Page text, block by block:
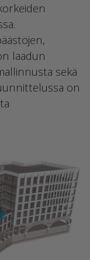
laadun
sekä
on